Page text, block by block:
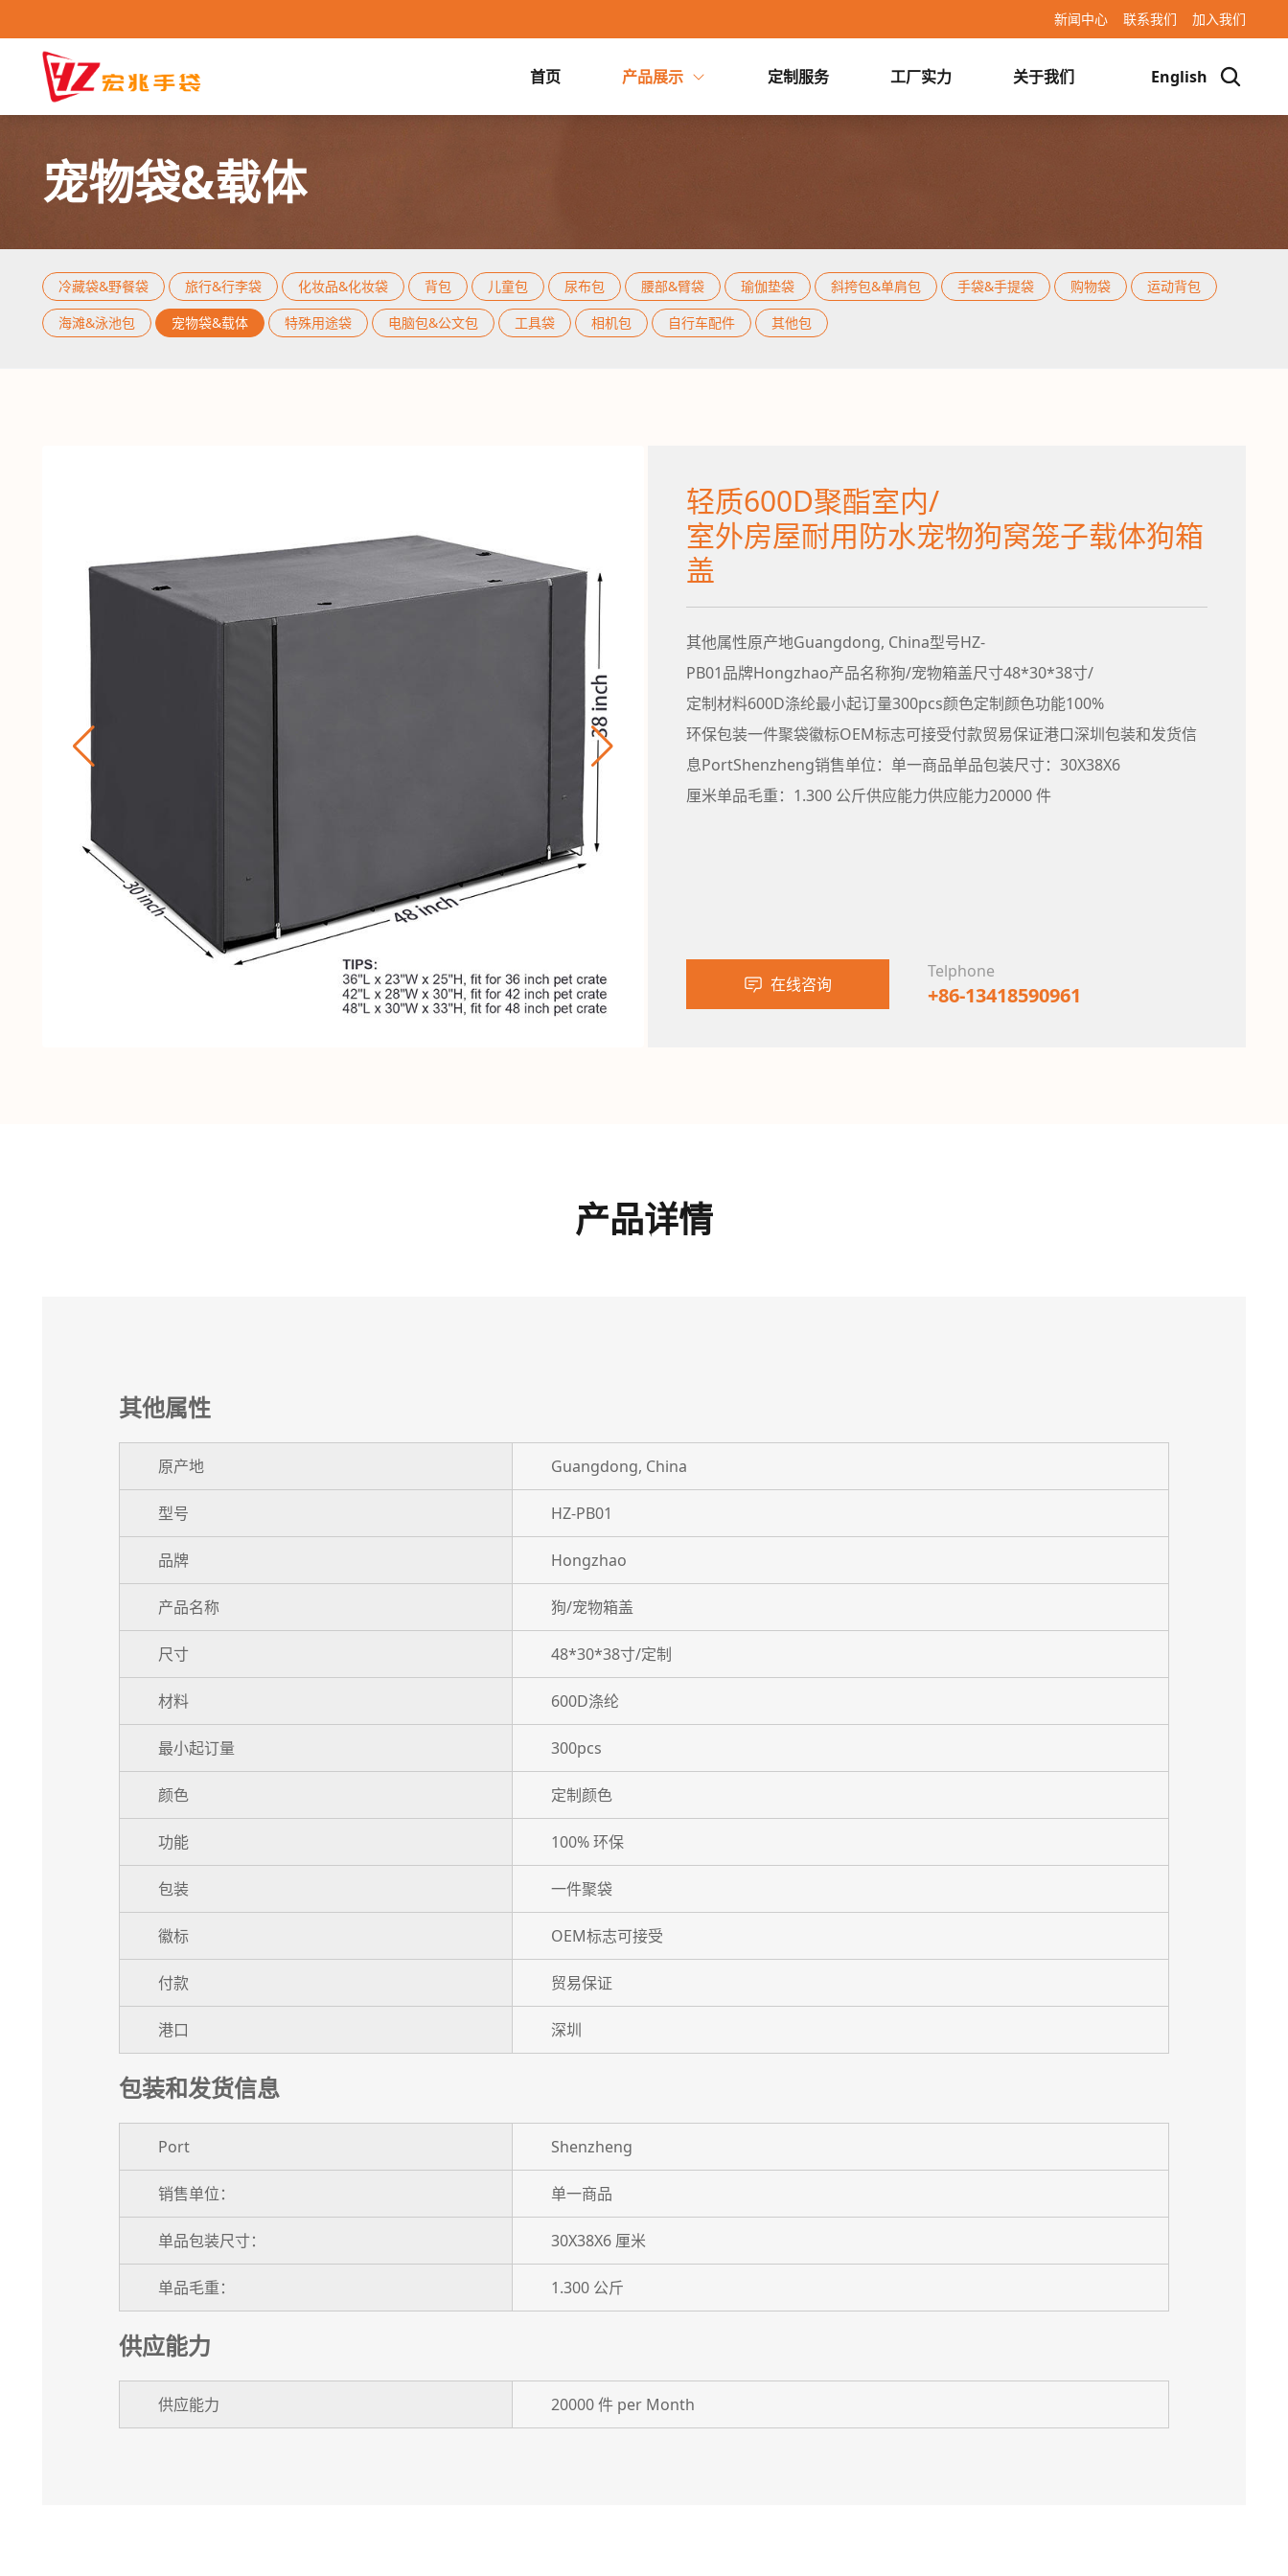
冷藏袋&野餐袋 / 旅行&行李袋 / 化妆品&化妆袋 / 背包 / 儿童包 / 尿布包 / 腰部&臂袋 / 瑜伽垫袋 / 斜挎包&单肩包 / 手袋&手提袋 / 购物袋 / 运动背包 /
海滩&泳池包 / 宠物袋&载体 / 特殊用途袋 / 电脑包&公文包 / 工具袋 / 相机包 / 自行车配件 / 其他包
定制服务
新闻中心 联系我们 加入我们
首页 产品展示
冷藏袋&野餐袋 旅行&行李袋 化妆品&化妆袋
购物袋 运动背包 海滩&泳池包
宠物袋&载体
特殊用途袋 电脑包&公文包 工具袋
定制服务 工厂实力 关于我们 English
宠物袋&载体
冷藏袋&野餐袋 旅行&行李袋 化妆品&化妆袋 背包 儿童包 尿布包 腰部&臂袋 瑜伽垫袋 斜挎包&单肩包 手袋&手提袋 购物袋
运动背包
海滩&泳池包
宠物袋&载体 特殊用途袋 电脑包&公文包 工具袋 相机包 自行车配件 其他包
轻质600D聚酯室内/
室外房屋耐用防水宠物狗窝笼子载体狗箱
盖
其他属性原产地Guangdong, China型号HZ-
PB01品牌Hongzhao产品名称狗/宠物箱盖尺寸48*30*38寸/
定制材料600D涤纶最小起订量300pcs颜色定制颜色功能100%
环保包装一件聚袋徽标OEM标志可接受付款贸易保证港口深圳包装和发货信
息PortShenzheng销售单位：单一商品单品包装尺寸：30X38X6
厘米单品毛重：1.300 公斤供应能力供应能力20000 件
在线咨询
Telphone
+86-13418590961
产品详情
其他属性
原产地 Guangdong, China
型号 HZ-PB01
品牌 Hongzhao
产品名称 狗/宠物箱盖
尺寸 48*30*38寸/定制
材料 600D涤纶
最小起订量 300pcs
颜色 定制颜色
功能 100% 环保
包装 一件聚袋
徽标 OEM标志可接受
付款 贸易保证
港口 深圳
包装和发货信息
Port Shenzheng
销售单位： 单一商品
单品包装尺寸： 30X38X6 厘米
单品毛重： 1.300 公斤
供应能力
供应能力 20000 件 per Month